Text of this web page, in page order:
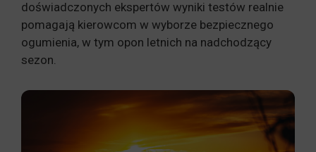
doświadczonych ekspertów wyniki testów realnie
pomagają kierowcom w wyborze bezpiecznego
ogumienia, w tym opon letnich na nadchodzący
sezon.